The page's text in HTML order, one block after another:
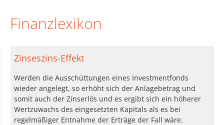
Finanzlexikon
Zinseszins-Effekt
Werden die Ausschüttungen eines Investmentfonds
wieder angelegt, so erhöht sich der Anlagebetrag und
somit auch der Zinserlös und es ergibt sich ein höherer
Wertzuwachs des eingesetzten Kapitals als es bei
regelmäßiger Entnahme der Erträge der Fall wäre.